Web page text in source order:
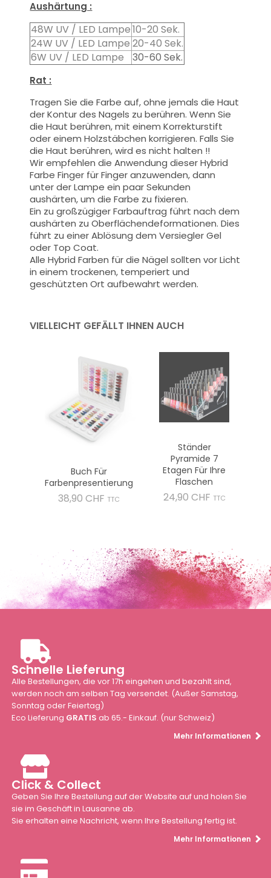
Aushärtung :
48W UV / LED Lampe10-20 Sek.
24W UV / LED Lampe 20-40 Sek.
6W UV / LED Lampe
30-60 Sek.
Rat :
Tragen Sie die Farbe auf, ohne jemals die Haut
der Kontur des Nagels zu berühren. Wenn Sie
die Haut berühren, mit einem Korrekturstift
oder einem Holzstäbchen korrigieren. Falls Sie
die Haut berühren, wird es nicht halten !!
Wir empfehlen die Anwendung dieser Hybrid
Farbe Finger für Finger anzuwenden, dann
unter der Lampe ein paar Sekunden
aushärten, um die Farbe zu fixieren.
Ein zu großzügiger Farbauftrag führt nach dem
aushärten zu Oberflächendeformationen. Dies
führt zu einer Ablösung dem Versiegler Gel
oder Top Coat.
Alle Hybrid Farben für die Nägel sollten vor Licht
in einem trockenen, temperiert und
geschützten Ort aufbewahrt werden.
VIELLEICHT GEFÄLLT IHNEN AUCH
Buch Für
Farbenpresentierung
38,90 CHF Preis
TTC
Ständer
Pyramide 7
Etagen Für Ihre
Flaschen
24,90 CHF Preis
TTC
Schnelle Lieferung
Alle Bestellungen, die vor 17h eingehen und bezahlt sind,
werden noch am selben Tag versendet. (Außer Samstag,
Sonntag oder Feiertag)
Eco Lieferung GRATIS ab 65.- Einkauf. (nur Schweiz)
Mehr Informationen
Click & Collect
Geben Sie Ihre Bestellung auf der Website auf und holen Sie
sie im Geschäft in Lausanne ab.
Sie erhalten eine Nachricht, wenn Ihre Bestellung fertig ist.
Mehr Informationen